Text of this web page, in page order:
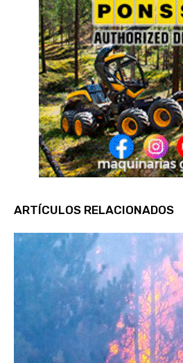
ARTÍCULOS RELACIONADOS